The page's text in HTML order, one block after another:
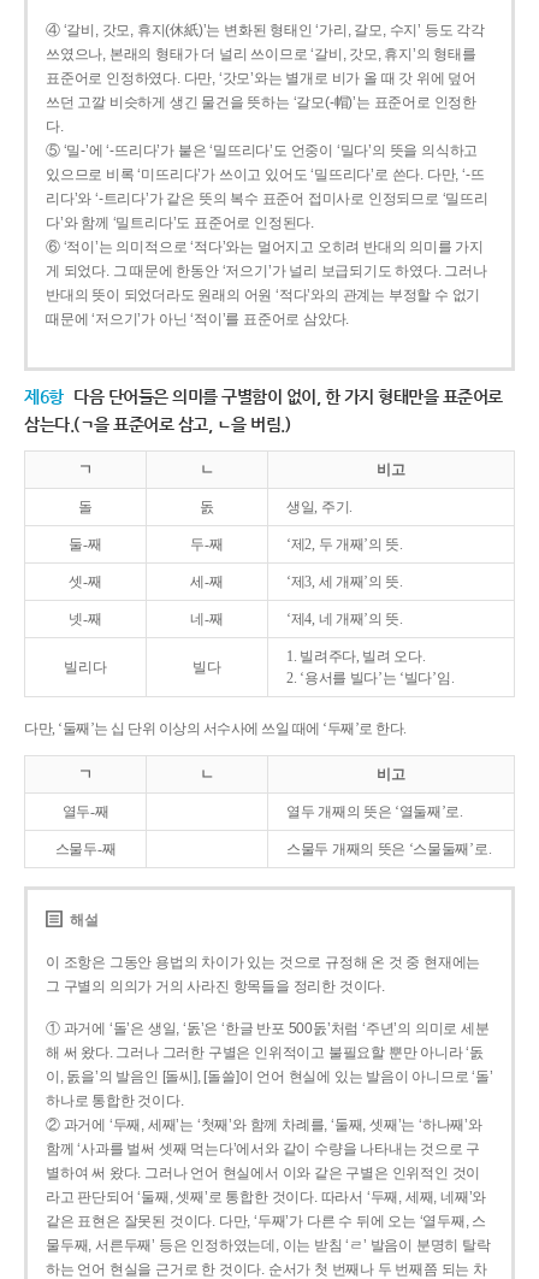
④ ‘갈비, 갓모, 휴지(休紙)’는 변화된 형태인 ‘가리, 갈모, 수지’ 등도 각각
쓰였으나, 본래의 형태가 더 널리 쓰이므로 ‘갈비, 갓모, 휴지’의 형태를
표준어로 인정하였다. 다만, ‘갓모’와는 별개로 비가 올 때 갓 위에 덮어
쓰던 고깔 비슷하게 생긴 물건을 뜻하는 ‘갈모(-帽)’는 표준어로 인정한
다.
⑤ ‘밀-’에 ‘-뜨리다’가 붙은 ‘밀뜨리다’도 언중이 ‘밀다’의 뜻을 의식하고
있으므로 비록 ‘미뜨리다’가 쓰이고 있어도 ‘밀뜨리다’로 쓴다. 다만, ‘-뜨
리다’와 ‘-트리다’가 같은 뜻의 복수 표준어 접미사로 인정되므로 ‘밀뜨리
다’와 함께 ‘밀트리다’도 표준어로 인정된다.
⑥ ‘적이’는 의미적으로 ‘적다’와는 멀어지고 오히려 반대의 의미를 가지
게 되었다. 그 때문에 한동안 ‘저으기’가 널리 보급되기도 하였다. 그러나
반대의 뜻이 되었더라도 원래의 어원 ‘적다’와의 관계는 부정할 수 없기
때문에 ‘저으기’가 아닌 ‘적이’를 표준어로 삼았다.
제6항 다음 단어들은 의미를 구별함이 없이, 한 가지 형태만을 표준어로
삼는다.(ㄱ을 표준어로 삼고, ㄴ을 버림.)
ㄱ ㄴ 비고
돌 돐 생일, 주기.
둘-째 두-째 ‘제2, 두 개째’의 뜻.
셋-째 세-째 ‘제3, 세 개째’의 뜻.
넷-째 네-째 ‘제4, 네 개째’의 뜻.
빌리다 빌다
1. 빌려주다, 빌려 오다.
2. ‘용서를 빌다’는 ‘빌다’임.
다만, ‘둘째’는 십 단위 이상의 서수사에 쓰일 때에 ‘두째’로 한다.
ㄱ ㄴ 비고
열두-째 열두 개째의 뜻은 ‘열둘째’로.
스물두-째 스물두 개째의 뜻은 ‘스물둘째’로.
해설
이 조항은 그동안 용법의 차이가 있는 것으로 규정해 온 것 중 현재에는
그 구별의 의의가 거의 사라진 항목들을 정리한 것이다.
① 과거에 ‘돌’은 생일, ‘돐’은 ‘한글 반포 500돐’처럼 ‘주년’의 의미로 세분
해 써 왔다. 그러나 그러한 구별은 인위적이고 불필요할 뿐만 아니라 ‘돐
이, 돐을’의 발음인 [돌씨], [돌쓸]이 언어 현실에 있는 발음이 아니므로 ‘돌’
하나로 통합한 것이다.
② 과거에 ‘두째, 세째’는 ‘첫째’와 함께 차례를, ‘둘째, 셋째’는 ‘하나째’와
함께 ‘사과를 벌써 셋째 먹는다’에서와 같이 수량을 나타내는 것으로 구
별하여 써 왔다. 그러나 언어 현실에서 이와 같은 구별은 인위적인 것이
라고 판단되어 ‘둘째, 셋째’로 통합한 것이다. 따라서 ‘두째, 세째, 네째’와
같은 표현은 잘못된 것이다. 다만, ‘두째’가 다른 수 뒤에 오는 ‘열두째, 스
물두째, 서른두째’ 등은 인정하였는데, 이는 받침 ‘ㄹ’ 발음이 분명히 탈락
하는 언어 현실을 근거로 한 것이다. 순서가 첫 번째나 두 번째쯤 되는 차